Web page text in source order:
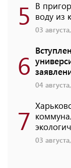
5 В
воду из
03
6
04
7
03